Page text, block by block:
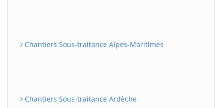
Chantiers Sous-traitance Alpes-Maritimes
Chantiers Sous-traitance Ardèche